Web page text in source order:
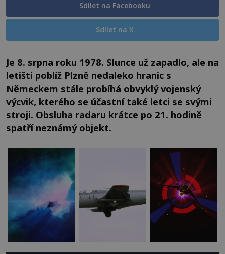
Sdílet na Facebooku
Sdílet na X
Je 8. srpna roku 1978. Slunce už zapadlo, ale na
letišti poblíž Plzně nedaleko hranic s
Německem stále probíhá obvyklý vojenský
výcvik, kterého se účastní také letci se svými
stroji. Obsluha radaru krátce po 21. hodině
spatří neznámý objekt.